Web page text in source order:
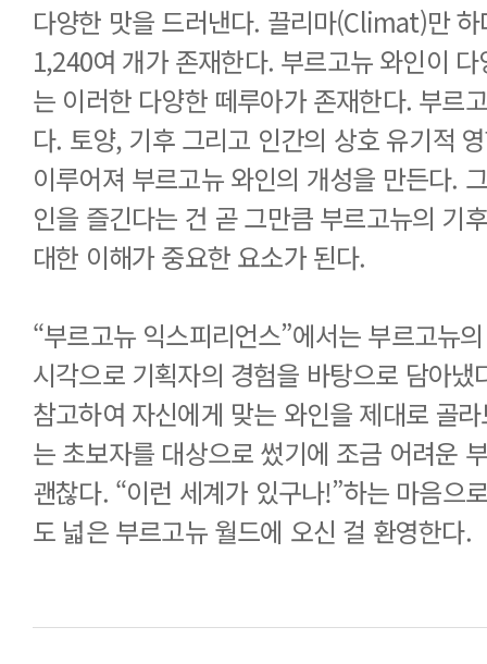
대한 이해가 중요한 요소가 된다.
도 넓은 부르고뉴 월드에 오신 걸 환영한다.